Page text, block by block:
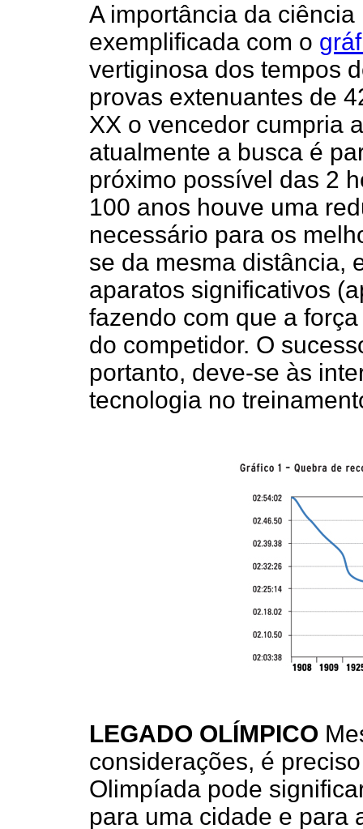
A importância da
exemplificada com o
vertiginosa dos tempos
provas extenuantes de
XX o vencedor cumpria
atualmente a busca é
próximo possível das 2
100 anos houve uma
necessário para os
se da mesma distância,
aparatos significativos
fazendo com que a
do competidor. O
portanto, deve-se às
tecnologia no
LEGADO OLÍMPICO
considerações, é
Olimpíada pode
para uma cidade e para